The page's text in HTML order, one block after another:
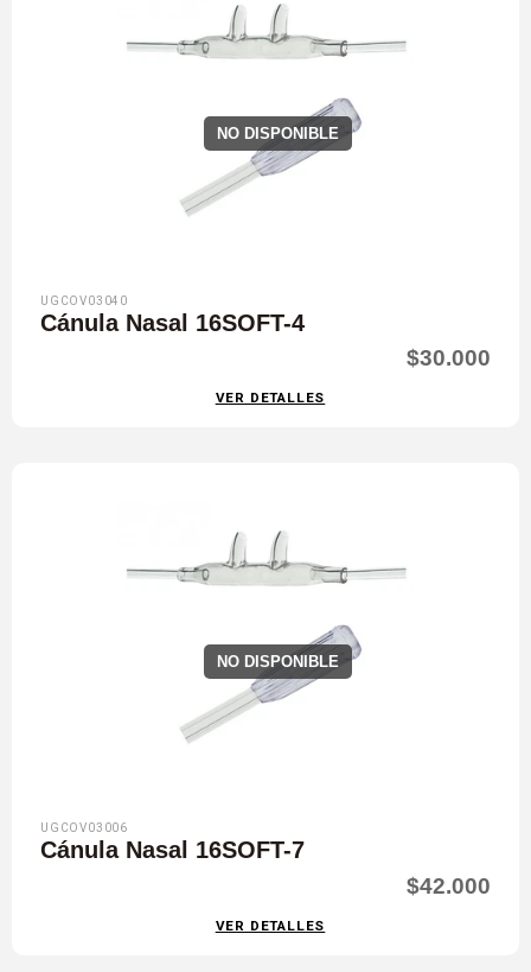
NO DISPONIBLE
UGCOV03040
Cánula Nasal 16SOFT-4
$30.000
VER DETALLES
NO DISPONIBLE
UGCOV03006
Cánula Nasal 16SOFT-7
$42.000
VER DETALLES